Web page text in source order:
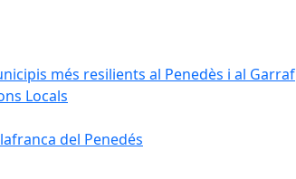
més resilients al Penedès i al Garraf
Locals
del Penedés